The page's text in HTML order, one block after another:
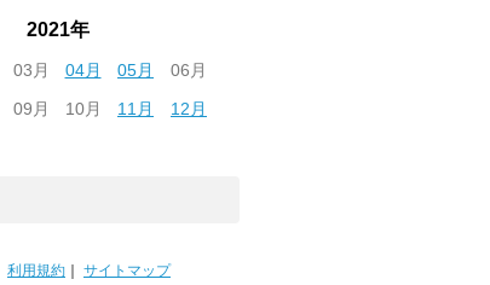
2021年
03月 04月 05月
06月
09月 10月 11月 12月
利用規約 サイトマップ